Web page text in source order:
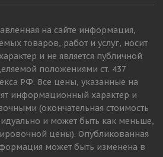
на сайте информация,
товаров, работ и услуг, носит
и не является публичной
положениями ст. 437
РФ. Все цены, указанные на
информационный характер и
(окончательная стоимость
и может быть как меньше,
цены). Опубликованная
может быть изменена в